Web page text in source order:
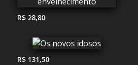
R$ 28,80
R$ 131,50